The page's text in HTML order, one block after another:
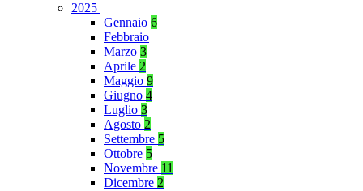
2025
Gennaio 6
Febbraio
Marzo 3
Aprile 2
Maggio 9
Giugno 4
Luglio 3
Agosto 2
Settembre 5
Ottobre 5
Novembre 11
Dicembre 2